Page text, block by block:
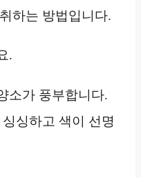
하는 방법입니다.
.
소가 풍부합니다.
싱하고 색이 선명